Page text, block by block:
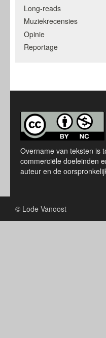
Long-reads
Muziekrecensies
Opinie
Reportage
Overname van teksten is
commerciële doeleinden
auteur en de
© Lode Vanoost